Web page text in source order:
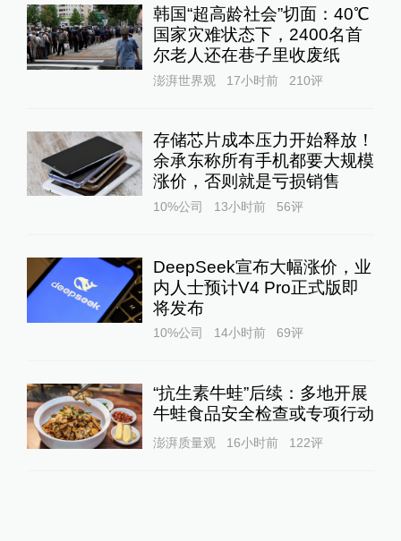
韩国“超高龄社会”切面：40℃
国家灾难状态下，2400名首
尔老人还在巷子里收废纸
澎湃世界观 17小时前 210评
存储芯片成本压力开始释放！
余承东称所有手机都要大规模
涨价，否则就是亏损销售
10%公司 13小时前 56评
DeepSeek宣布大幅涨价，业
内人士预计V4 Pro正式版即
将发布
10%公司 14小时前 69评
“抗生素牛蛙”后续：多地开展
牛蛙食品安全检查或专项行动
澎湃质量观 16小时前 122评